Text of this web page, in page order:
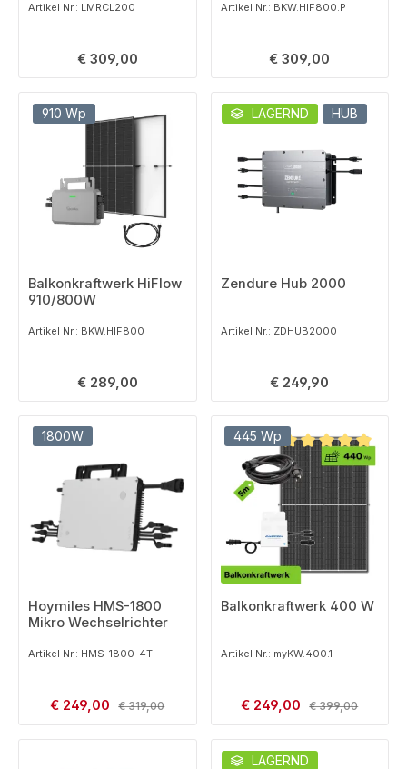
Artikel Nr.: LMRCL200
Regulärer Preis:
€ 309,00
Artikel Nr.: BKW.HIF800.P
Regulärer Preis:
€ 309,00
910 Wp
Balkonkraftwerk HiFlow
910/800W
Artikel Nr.: BKW.HIF800
Regulärer Preis:
€ 289,00
LAGERND HUB
Zendure Hub 2000
Artikel Nr.: ZDHUB2000
Regulärer Preis:
€ 249,90
1800W
Hoymiles HMS-1800
Mikro Wechselrichter
Artikel Nr.: HMS-1800-4T
Verkaufspreis:
€ 249,00 Regulärer Preis:
€ 319,00
445 Wp
Durchschnittliche
Balkonkraftwerk 400 W
Artikel Nr.: myKW.400.1
Verkaufspreis:
€ 249,00 Regulärer Preis:
€ 399,00
LAGERND